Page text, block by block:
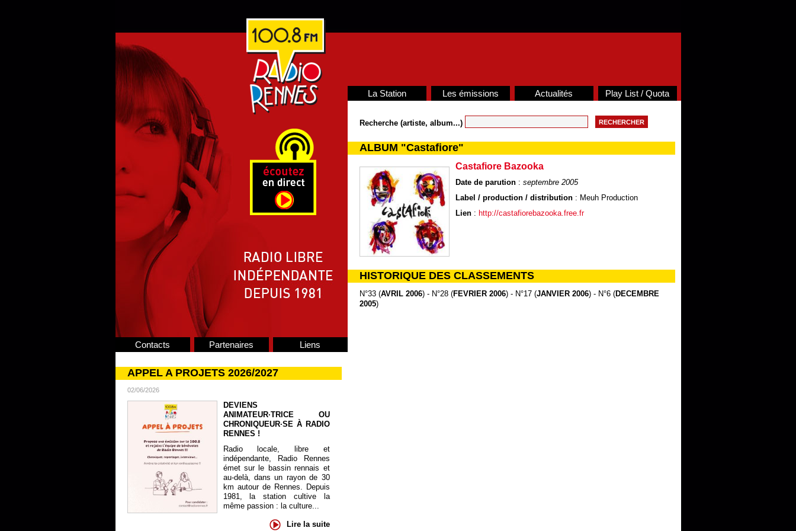
Contacts Partenaires Liens
APPEL A PROJETS 2026/2027
02/06/2026
DEVIENS
ANIMATEUR·TRICE OU
CHRONIQUEUR·SE À RADIO
RENNES !
Radio locale, libre et
indépendante, Radio Rennes
émet sur le bassin rennais et
au-delà, dans un rayon de 30
km autour de Rennes. Depuis
1981, la station cultive la
même passion : la culture...
Lire la suite
La Station Les émissions Actualités Play List / Quota
Recherche (artiste, album...)
ALBUM "Castafiore"
Castafiore Bazooka
Date de parution: septembre 2005
Label / production / distribution: Meuh Production
Lien: http://castafiorebazooka.free.fr
HISTORIQUE DES CLASSEMENTS
N°33 (AVRIL 2006) - N°28 (FEVRIER 2006) - N°17 (JANVIER 2006) - N°6 (DECEMBRE
2005)